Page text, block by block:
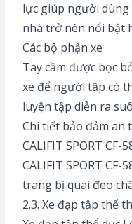
lực giúp người dùng
nhà trở nên nổi bật
Các bộ phận xe
Tay cầm được bọc
xe để người tập có
luyện tập diễn ra
Chi tiết bảo đảm an
CALIFIT SPORT
CALIFIT SPORT
trang bị quai đeo
2.3. Xe đạp tập thể